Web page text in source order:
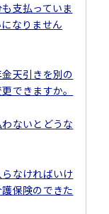
支払っていま
なりません
天引きを別の
できますか。
ないとどうな
なければいけ
保険のできた